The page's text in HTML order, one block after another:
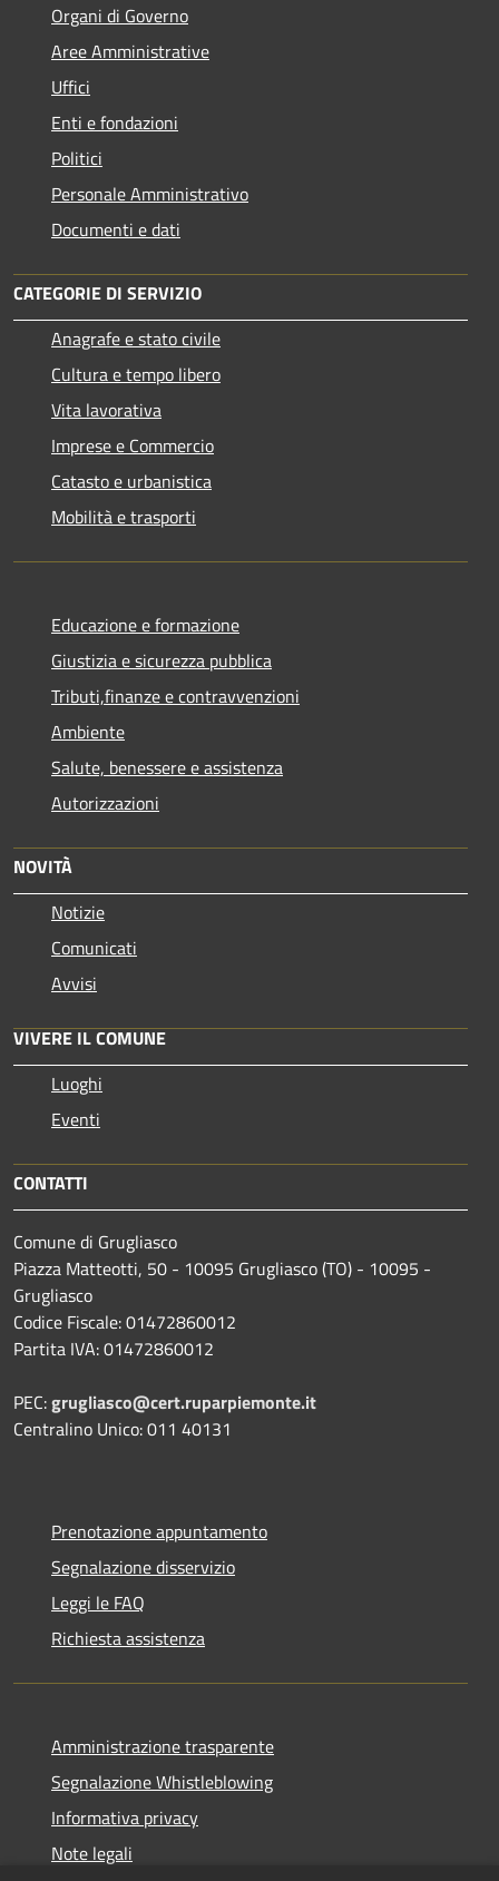
Organi di Governo
Aree Amministrative
Uffici
Enti e fondazioni
Politici
Personale Amministrativo
Documenti e dati
CATEGORIE DI SERVIZIO
Anagrafe e stato civile
Cultura e tempo libero
Vita lavorativa
Imprese e Commercio
Catasto e urbanistica
Mobilità e trasporti
Educazione e formazione
Giustizia e sicurezza pubblica
Tributi,finanze e contravvenzioni
Ambiente
Salute, benessere e assistenza
Autorizzazioni
NOVITÀ
Notizie
Comunicati
Avvisi
VIVERE IL COMUNE
Luoghi
Eventi
CONTATTI
Comune di Grugliasco
Piazza Matteotti, 50 - 10095 Grugliasco (TO) - 10095 -
Grugliasco
Codice Fiscale: 01472860012
Partita IVA: 01472860012
PEC:grugliasco@cert.ruparpiemonte.it
Centralino Unico: 011 40131
Prenotazione appuntamento
Segnalazione disservizio
Leggi le FAQ
Richiesta assistenza
Amministrazione trasparente
Segnalazione Whistleblowing
Informativa privacy
Note legali